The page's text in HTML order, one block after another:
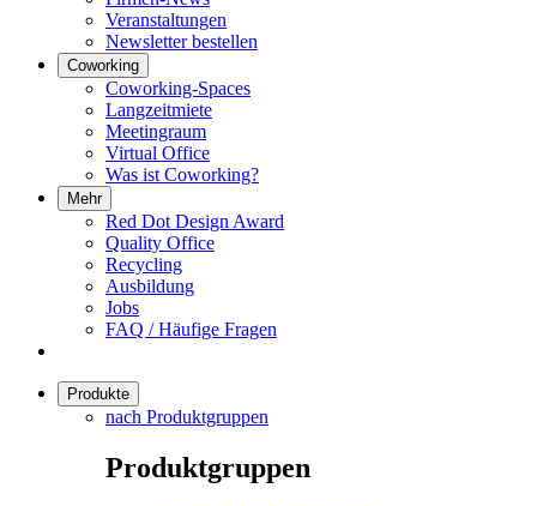
Veranstaltungen
Newsletter bestellen
Coworking
Coworking-Spaces
Langzeitmiete
Meetingraum
Virtual Office
Was ist Coworking?
Mehr
Red Dot Design Award
Quality Office
Recycling
Ausbildung
Jobs
FAQ / Häufige Fragen
Produkte
nach Produktgruppen
Produktgruppen